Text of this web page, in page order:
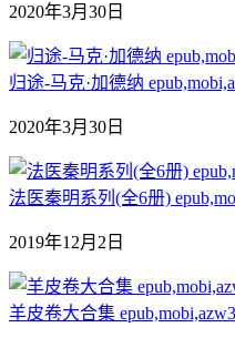
2020年3月30日
归途-马克·加德纳
2020年3月30日
法医秦明系列(全6册)
2019年12月2日
羊皮卷大合集